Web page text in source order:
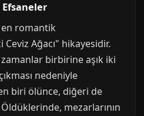
Efsaneler
romantik
Ağacı" hikayesidir.
birbirine aşık iki
nedeniyle
biri ölünce, diğeri de
mezarlarının